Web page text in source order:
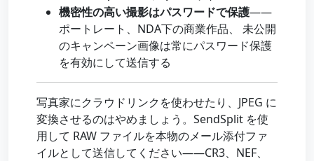
機密性の高い撮影はパスワードで保護——
ポートレート、NDA下の商業作品、 未公開
のキャンペーン画像は常にパスワード保護
を有効にして送信する
写真家にクラウドリンクを使わせたり、JPEG に
変換させるのはやめましょう。SendSplit を使
用して RAW ファイルを本物のメール添付ファ
イルとして送信してください——CR3、NEF、